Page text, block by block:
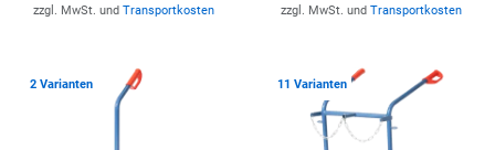
zzgl. MwSt. und Transportkosten zzgl. MwSt. und Transportkosten
2 Varianten Zur Merkliste hinzufügen
11 Varianten